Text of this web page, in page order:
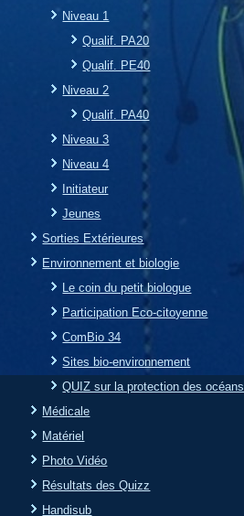
Niveau 1
Qualif. PA20
Qualif. PE40
Niveau 2
Qualif. PA40
Niveau 3
Niveau 4
Initiateur
Jeunes
Sorties Extérieures
Environnement et biologie
Le coin du petit biologue
Participation Eco-citoyenne
ComBio 34
Sites bio-environnement
QUIZ sur la protection des océans
Médicale
Matériel
Photo Vidéo
Résultats des Quizz
Handisub